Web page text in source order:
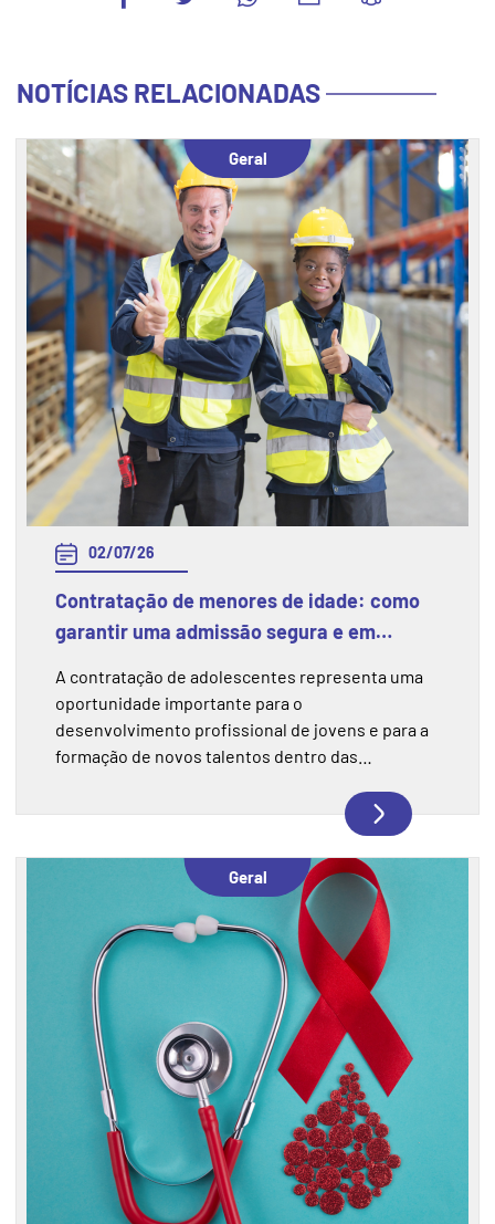
NOTÍCIAS RELACIONADAS
Geral
02/07/26
Contratação de menores de idade: como
garantir uma admissão segura e em
A contratação de adolescentes representa uma
oportunidade importante para o
desenvolvimento profissional de jovens e para a
formação de novos talentos dentro das
atenção às normas trabalhistas e às regras de
Saúde e Segurança do Trabalho (SST), garantindo
que a experiência aconteça de forma segura,
responsável e dentro da legislação.
Geral